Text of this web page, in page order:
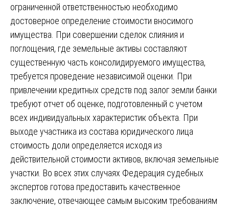
ограниченной ответственностью необходимо
достоверное определение стоимости вносимого
имущества. При совершении сделок слияния и
поглощения, где земельные активы составляют
существенную часть консолидируемого имущества,
требуется проведение независимой оценки. При
привлечении кредитных средств под залог земли банки
требуют отчет об оценке, подготовленный с учетом
всех индивидуальных характеристик объекта. При
выходе участника из состава юридического лица
стоимость доли определяется исходя из
действительной стоимости активов, включая земельные
участки. Во всех этих случаях Федерация судебных
экспертов готова предоставить качественное
заключение, отвечающее самым высоким требованиям